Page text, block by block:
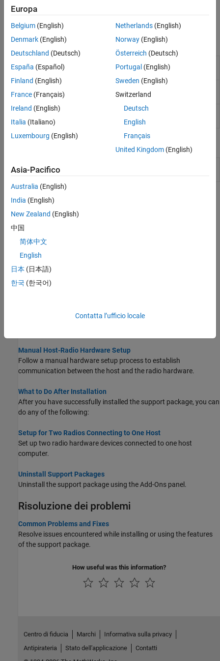
Modulazione digitale
Specifico per l'applicazione
Risoluzione dei problemi in
for Analog Devices ADALM-Pluto Radio
seguendo i passaggi descritti in
dell'hardware host-radio
Funzioni
configurePlutoRadio
Configure ADALM-PLUTO radio
firmware
radios
sdrdev
Create radio object for specific radio
hardware
comm.SDRDevPluto
Argomenti
Supported Hardware and Required Software
Get an overview of supported hardware and required software
products.
Install Support Package for Analog Devices ADALM-PLUTO
Radio
Devices ADALM-Pluto Radio
Follow an automated hardware setup process to establish
Manual Host-Radio Hardware Setup
Follow a manual hardware setup process to establish
communication between the host and the radio hardware.
What to Do After Installation
After you have successfully installed the support package, you can
do any of the following:
Setup for Two Radios Connecting to One Host
Set up two radio hardware devices connected to one host
computer.
Uninstall Support Packages
Uninstall the support package using the Add-Ons panel.
Risoluzione dei problemi
Common Problems and Fixes
Resolve issues encountered while installing or using the features
of the support package.
How useful was this information?
Europa
Belgium (English)
Denmark (English)
Deutschland (Deutsch)
España (Español)
Finland (English)
France (Français)
Ireland (English)
Italia (Italiano)
Luxembourg (English)
Netherlands(English)
Norway(English)
Österreich (Deutsch)
Portugal (English)
Sweden (English)
Switzerland
Deutsch
English
Français
United Kingdom(English)
Asia-Pacifico
Australia (English)
India (English)
New Zealand (English)
中国
简体中文
English
日本 (日本語)
한국 (한국어)
Contatta l’ufficio locale
Centro di fiducia Marchi
Informativa sulla privacy
Antipirateria
Stato dell'applicazione
Contatti